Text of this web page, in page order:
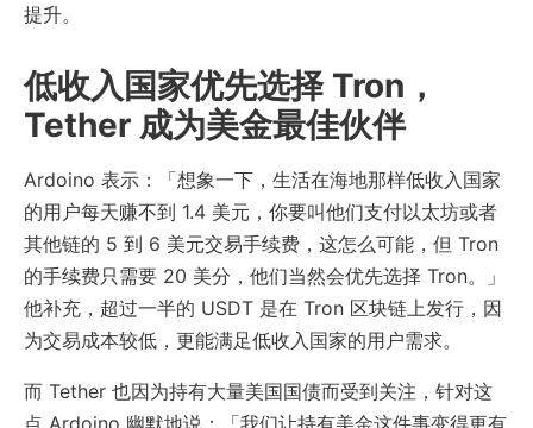
提升。
低收入国家优先选择 Tron，
Tether 成为美金最佳伙伴
Ardoino 表示：「想象一下，生活在海地那样低收入国家
的用户每天赚不到 1.4 美元，你要叫他们支付以太坊或者
其他链的 5 到 6 美元交易手续费，这怎么可能，但 Tron
的手续费只需要 20 美分，他们当然会优先选择 Tron。」
他补充，超过一半的 USDT 是在 Tron 区块链上发行，因
为交易成本较低，更能满足低收入国家的用户需求。
而 Tether 也因为持有大量美国国债而受到关注，针对这
点 Ardoino 幽默地说：「我们让持有美金这件事变得更有